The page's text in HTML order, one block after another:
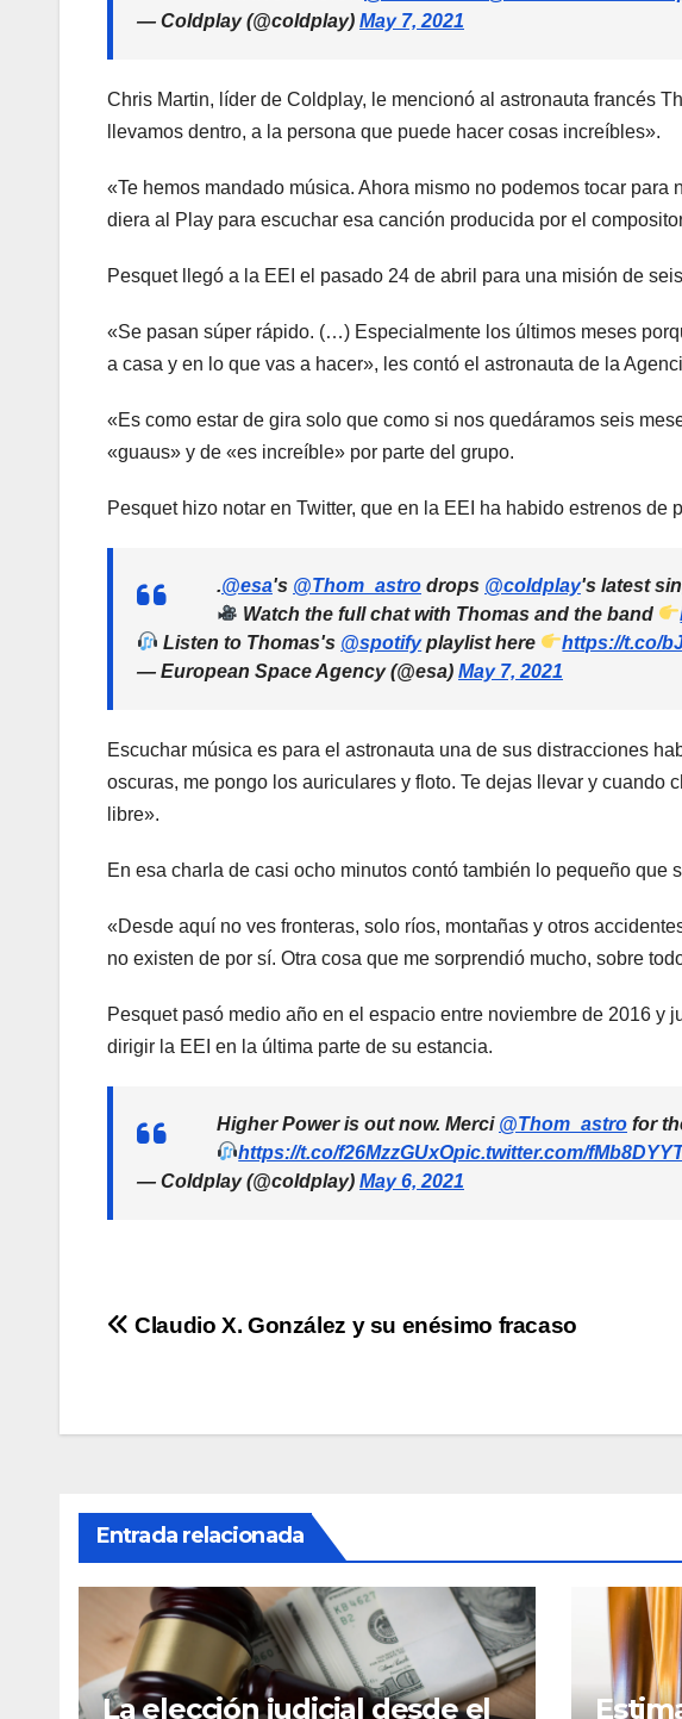
— Coldplay (@coldplay) May 7, 2021
Chris Martin, líder de Coldplay, le mencionó al astronauta francés
llevamos dentro, a la persona que puede hacer cosas increíbles».
«Te hemos mandado música. Ahora mismo no podemos tocar
diera al Play para escuchar esa canción producida por el
Pesquet llegó a la EEI el pasado 24 de abril para una misión de
«Se pasan súper rápido. (…) Especialmente los últimos meses
a casa y en lo que vas a hacer», les contó el astronauta de la
«Es como estar de gira solo que como si nos quedáramos seis
«guaus» y de «es increíble» por parte del grupo.
Pesquet hizo notar en Twitter, que en la EEI ha habido estrenos
.@esa's @Thom_astro drops @coldplay's latest
Watch the full chat with Thomas and the band
Listen to Thomas's @spotifyplaylist here https://t.co/
— European Space Agency (@esa) May 7, 2021
Escuchar música es para el astronauta una de sus distracciones
oscuras, me pongo los auriculares y floto. Te dejas llevar y cuando
libre».
En esa charla de casi ocho minutos contó también lo pequeño que
«Desde aquí no ves fronteras, solo ríos, montañas y otros
no existen de por sí. Otra cosa que me sorprendió mucho, sobre
Pesquet pasó medio año en el espacio entre noviembre de 2016
dirigir la EEI en la última parte de su estancia.
Higher Power is out now. Merci @Thom_astro for
https://t.co/f26MzzGUxOpic.twitter.com/
— Coldplay (@coldplay) May 6, 2021
Navegación
entradas
Claudio X. González y su enésimo fracaso
Entrada relacionada
La elección judicial desde el